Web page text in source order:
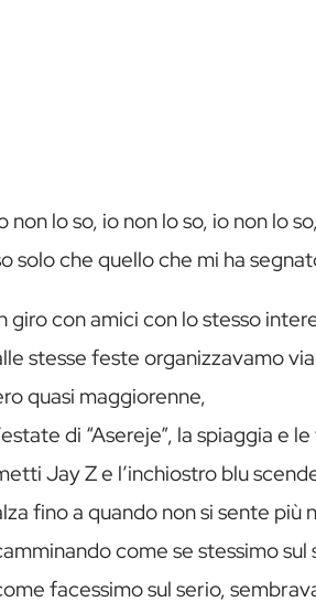
non lo so, io non lo so, io non lo so,
solo che quello che mi ha
giro con amici con lo stesso
stesse feste organizzavamo
quasi maggiorenne,
di “Asereje”, la spiaggia e
Jay Z e l’inchiostro blu
fino a quando non si sente più
come se stessimo sul
facessimo sul serio,